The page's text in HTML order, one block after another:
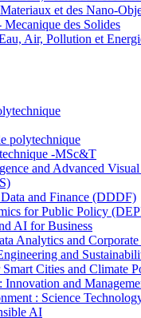
et des Nano-
des Solides
Air, Pollution et
polytechnique
-MSc&T
and Advanced
and Finance (DDDF)
for Public Policy
AI for Business
Analytics and Corporate
and
Cities and Climate
and
: Science
AI